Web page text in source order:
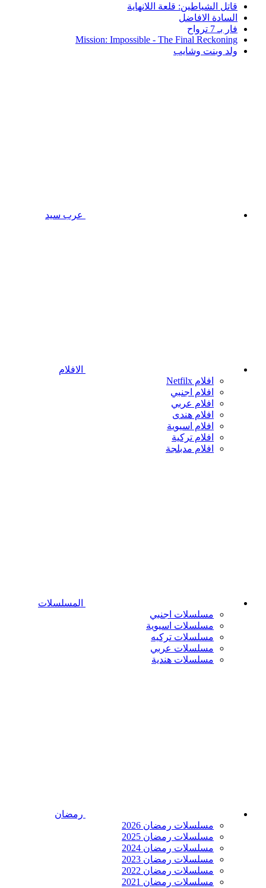
قاتل الشياطين: قلعة اللانهاية
السادة الافاضل
فار بـ 7 ترواح
Mission: Impossible - The Final Reckoning
ولد وبنت وشايب
عرب سيد
الافلام
افلام Netfilx
افلام اجنبي
افلام عربي
افلام هندى
افلام اسيوية
افلام تركية
افلام مدبلجة
المسلسلات
مسلسلات اجنبي
مسلسلات اسيوية
مسلسلات تركيه
مسلسلات عربي
مسلسلات هندية
رمضان
مسلسلات رمضان 2026
مسلسلات رمضان 2025
مسلسلات رمضان 2024
مسلسلات رمضان 2023
مسلسلات رمضان 2022
مسلسلات رمضان 2021